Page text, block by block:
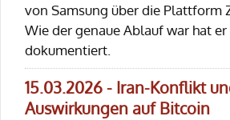
von Samsung über die Plattform
Wie der genaue Ablauf war hat
dokumentiert.
15.03.2026 - Iran-Konflikt
Auswirkungen auf Bitcoin